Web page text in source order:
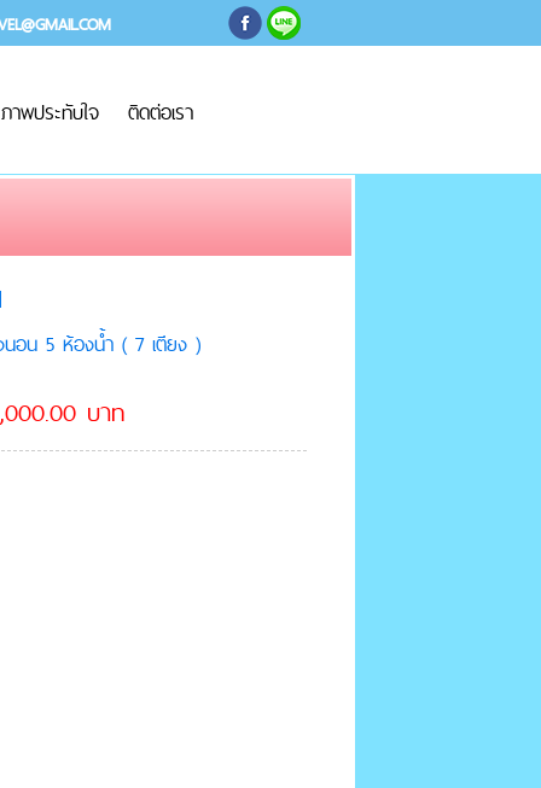
ภาพประทับใจ ติดต่อเรา
อน 5 ห้องน้ำ ( 7 เตียง )
บาท